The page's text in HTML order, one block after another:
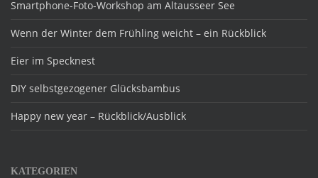
Smartphone-Foto-Workshop am Altausseer See
Wenn der Winter dem Frühling weicht – ein Rückblick
Eier im Specknest
DIY selbstgezogener Glücksbambus
Happy new year – Rückblick/Ausblick
KATEGORIEN